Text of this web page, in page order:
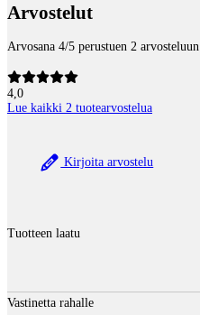
Arvostelut
Arvosana 4/5 perustuen 2 arvosteluun
4,0
Lue kaikki 2 tuotearvostelua
Kirjoita arvostelu
Tuotteen laatu
Vastinetta rahalle